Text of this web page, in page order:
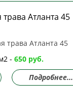
трава Атланта 45
-650 руб.
Подробнее...